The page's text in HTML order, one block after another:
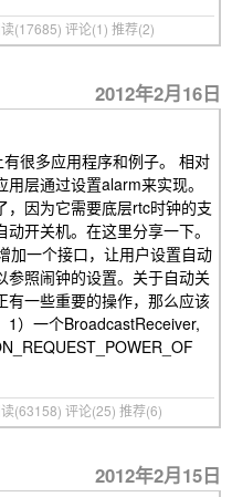
(17685) 评论(1) 推荐(2)
2012年2月16日
很多应用程序和例子。 相对
层通过设置alarm来实现。
，因为它需要底层rtc时钟的支
开关机。在这里分享一下。
加一个接口，让用户设置自动
照闹钟的设置。关于自动关
有一些重要的操作，那么应该
1）一个BroadcastReceiver,
(63158) 评论(25) 推荐(6)
2012年2月15日